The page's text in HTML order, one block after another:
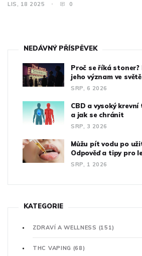
LIS, 18 2025 0
NEDÁVNÝ PŘÍSPĚVEK
Proč se říká stoner?
jeho význam ve
SRP, 6 2026
CBD a vysoký
a jak se chránit
SRP, 3 2026
Můžu pít vodu po
Odpověď a tipy pro
SRP, 1 2026
KATEGORIE
ZDRAVÍ A WELLNESS (151)
THC VAPING (68)